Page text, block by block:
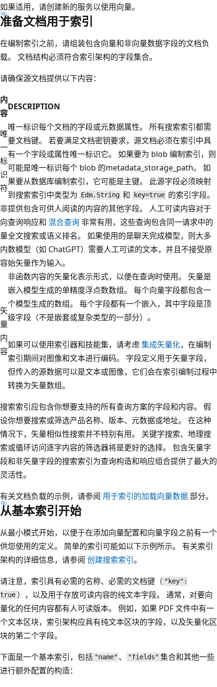
如果适用，请创建新的服务以使用向量。
准备文档用于索引
在编制索引之前，请组装包含向量和非向量数据字段的文档负
载。 文档结构必须符合索引架构的字段集合。
请确保源文档提供以下内容：
内
容
DESCRIPTION
唯
一
标
识
符
唯一标识每个文档的字段或元数据属性。 所有搜索索引都需
要文档键。 若要满足文档密钥要求，源文档必须在索引中具
有一个字段或属性唯一标识它。 如果要为 blob 编制索引，则
可能是唯一标识每个 blob 的metadata_storage_path。 如
果要从数据库编制索引，它可能是主键。 此源字段必须映射
到搜索索引中类型为 Edm.String 和 key=true 的索引字段。
非
向
量
内
容
提供包含可供人阅读的内容的其他字段。 人工可读内容对于
查询响应和 混合查询 非常有用，这些查询包含同一请求中的
全文搜索或语义排名。 如果使用的是聊天完成模型，则大多
数模型（如 ChatGPT）需要人工可读的文本，并且不接受原
始矢量作为输入。
矢
量
内
容
非函数内容的矢量化表示形式，以便在查询时使用。 矢量是
嵌入模型生成的单精度浮点数数组。 每个向量字段都包含一
个模型生成的数组。 每个字段都有一个嵌入，其中字段是顶
级字段（不是嵌套或复杂类型的一部分）。
如果可以使用索引器和技能集，请考虑集成矢量化，在编制
索引期间对图像和文本进行编码。 字段定义用于矢量字段，
但传入的源数据可以是文本或图像，它们会在索引编制过程中
转换为矢量数组。
搜索索引应包含你想要支持的所有查询方案的字段和内容。 假
设你想要搜索或筛选产品名称、版本、元数据或地址。 在这种
情况下，矢量相似性搜索并不特别有用。 关键字搜索、地理搜
索或循环访问逐字内容的筛选器将是更好的选择。 包含矢量字
段和非矢量字段的搜索索引为查询构造和响应组合提供了最大的
灵活性。
有关文档负载的示例，请参阅 用于索引的加载向量数据部分。
从基本索引开始
从最小模式开始，以便于在添加向量配置和向量字段之前有一个
供您使用的定义。 简单的索引可能如以下示例所示。 有关索引
架构的详细信息，请参阅 创建搜索索引。
请注意，索引具有必需的名称、必需的文档键（ "key":
true ），以及用于存放可读内容的纯文本字段。 通常，对要向
量化的任何内容都有人可读版本。 例如，如果 PDF 文件中有一
个文本区块，索引架构应具有纯文本区块的字段，以及矢量化区
块的第二个字段。
下面是一个基本索引，包括 "name" 、 "fields" 集合和其他一些
进行额外配置的构造：